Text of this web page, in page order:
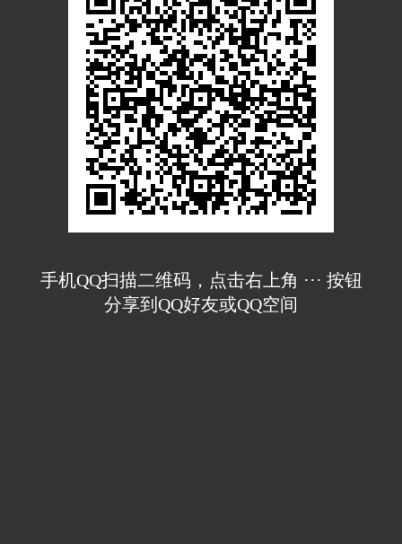
手机QQ扫描二维码，点击右上角 ··· 按钮
分享到QQ好友或QQ空间